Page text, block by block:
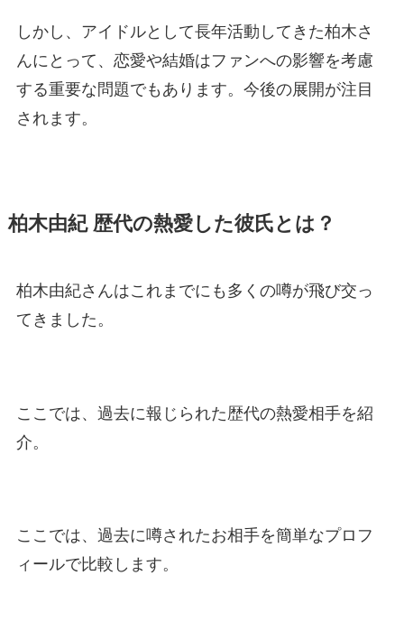
しかし、アイドルとして長年活動してきた柏木さ
んにとって、恋愛や結婚はファンへの影響を考慮
する重要な問題でもあります。今後の展開が注目
されます。
柏木由紀 歴代の熱愛した彼氏とは？
柏木由紀さんはこれまでにも多くの噂が飛び交っ
てきました。
ここでは、過去に報じられた歴代の熱愛相手を紹
介。
ここでは、過去に噂されたお相手を簡単なプロフ
ィールで比較します。